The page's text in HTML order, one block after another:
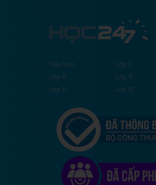
Tiểu Học Lớp 6
Lớp 8
Lớp 9
Lớp 11
Lớp 12